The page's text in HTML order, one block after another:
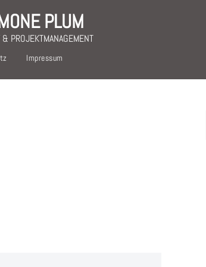
PLUM
PROJEKTMANAGEMENT
Impressum